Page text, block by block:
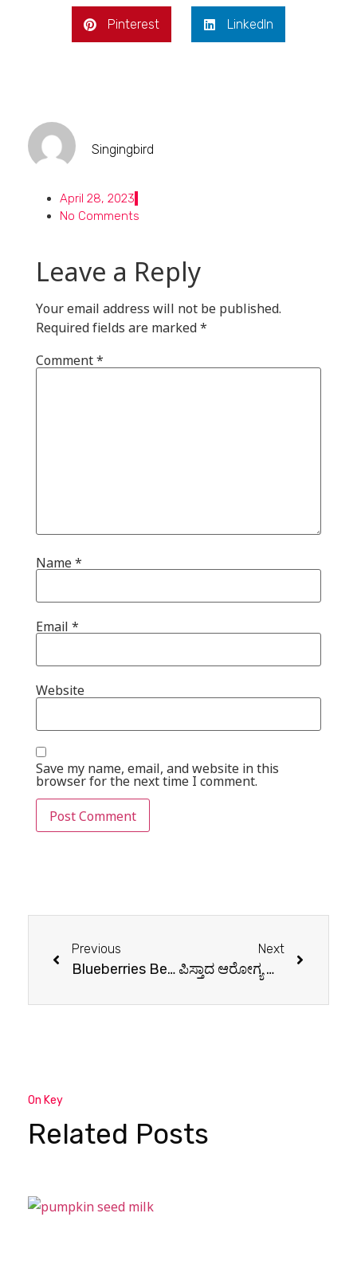
Pinterest LinkedIn
Singingbird
April 28, 2023
No Comments
Leave a Reply
Your email address will not be published.
Required fields are marked*
Comment*
Name*
Email *
Website
Save my name, email, and website in this
browser for the next time I comment.
Previous
Blueberries Benefits: Know How This Tiny Fruit Can Improve Your Health
Next
ಪಿಸ್ತಾದ ಆರೋಗ್ಯ ಸಂಬಂಧಿತ ಅದ್ಭುತ ಪ್ರಯೋಜನಗಳು
On Key
Related Posts